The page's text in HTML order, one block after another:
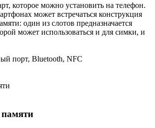
которое можно установить на телефон.
может встречаться конструкция
один из слотов предназначается
может использоваться и для симки, и
порт, Bluetooth, NFC